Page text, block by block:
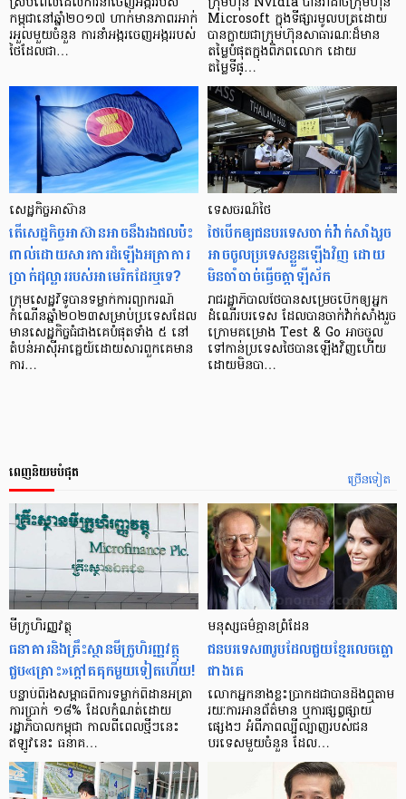
កម្ពុជា​នៅ​ឆ្នាំ​២០១៧ ហាក់​មាន​ភាព​រអាក់​
រអួល​មួយ​ចំនួន ការ​នាំ​អង្ករ​ចេញ​អង្ករ​របស់​
ថៃ​ដែល​ជា​…
Microsoft ក្នុងទីផ្សារមូលបត្រដោយ
បានក្លាយជាក្រុមហ៊ុនសាធារណៈដ៏មាន
តម្លៃបំផុតក្នុងពិភពលោក ដោយ
តម្លៃទីផ្…
សេដ្ឋកិច្ចអាស៊ាន
តើសេដ្ឋកិច្ចអាស៊ានអាចនឹងរងផលប៉ះ
ពាល់ដោយសារការដំឡើងអត្រាការ
ប្រាក់ដុល្លាររបស់អាមេរិកដែរឬទេ?
ក្រុមសេដ្ឋវិទូបានទម្លាក់ការព្យាករណ៍
កំណើនឆ្នាំ២០២៣សម្រាប់ប្រទេសដែល
មានសេដ្ឋកិច្ចធំជាងគេបំផុតទាំង ៥ នៅ
តំបន់អាស៊ីអាគ្នេយ៍ដោយសារពួកគេមាន
ការ…
ទេសចរណ៍ថៃ
ថៃបើកឲ្យជនបរទេសចាក់វ៉ាក់សាំងរួច
អាចចូលប្រទេសខ្លួនឡើងវិញ ដោយ
មិនចាំបាច់ធ្វើចត្តាឡីស័ក
រាជរដ្ឋាភិបាលថៃបានសម្រេចបើកឲ្យអ្នក
ដំណើរបរទេស ដែលបានចាក់វ៉ាក់សាំងរួច
ក្រោមគម្រោង Test & Go អាចចូល
ទៅកាន់ប្រទេសថៃបានឡើងវិញហើយ
ដោយមិនបា…
ច្រើនទៀត
ពេញនិយមបំផុត
មីក្រូ​ហិរញ្ញវត្ថុ
ធនាគារ​និង​គ្រឹះស្ថាន​មីក្រូ​ហិរញ្ញវត្ថុ​
ជួប«គ្រោះ»ក្តៅ​គគុក​មួយ​ទៀត​ហើយ!
បន្ទាប់​ពី​រង​សម្ពាធ​​ពី​ការ​ទម្លាក់​ពិដាន​អត្រា​
ការ​ប្រាក់ ១៨​% ដែល​កំណត់​ដោយ​
រដ្ឋាភិបាល​កម្ពុជា កាល​ពី​ពេល​ថ្មីៗ​នេះ
ឥឡូវ​នេះ ធនាគ…
មនុស្ស​ធម៌​គ្មាន​ព្រំដែន
ជន​បរទេស​៣​រូប​ដែល​ជួយ​ខ្មែរ​លេច​ធ្លោ​
ជាង​គេ
លោកអ្នក​នាង​ខ្លះ​ប្រាកដ​ជា​បាន​​ដឹង​ឮ​តាម​
រយៈ​ការ​អាន​ព័ត៌មាន ឬ​ការ​ផ្សព្វផ្សាយ​
ផ្សេងៗ អំពី​ភាព​ល្បីល្បាញ​របស់​ជន​
បរទេស​មួយ​ចំនួន ដែល…